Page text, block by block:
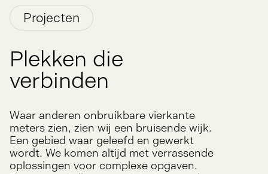
Projecten
Plekken die
verbinden
Waar anderen onbruikbare vierkante
meters zien, zien wij een bruisende wijk.
Een gebied waar geleefd en gewerkt
wordt. We komen altijd met verrassende
oplossingen voor complexe opgaven.